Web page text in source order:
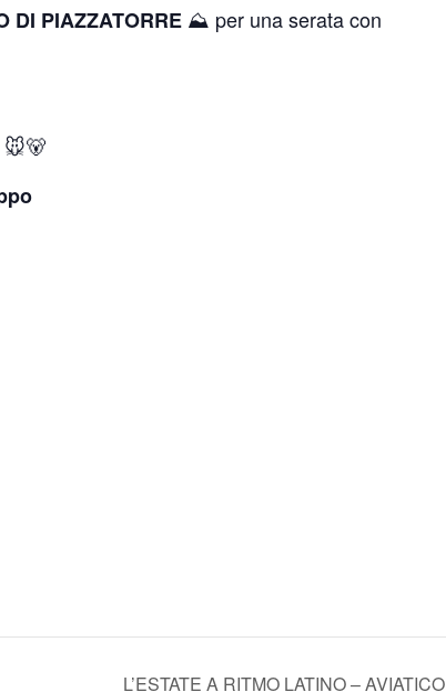
DI PIAZZATORRE ⛰ per una serata con
L’ESTATE A RITMO LATINO – AVIATICO